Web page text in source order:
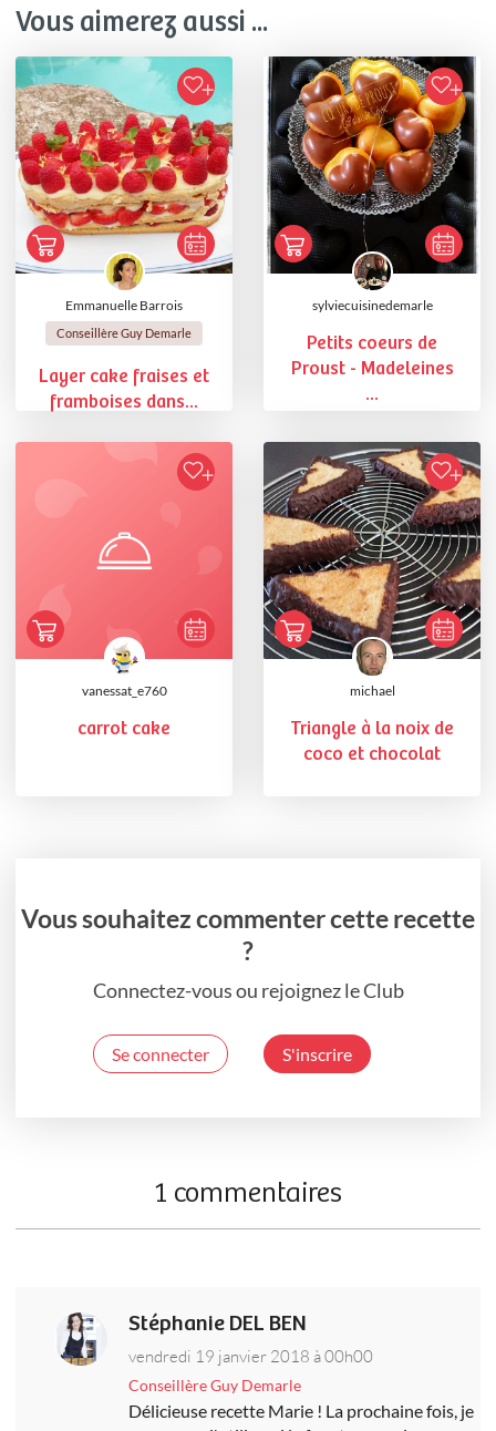
Vous aimerez aussi ...
Emmanuelle Barrois
Conseillère Guy Demarle
Layer cake fraises et
framboises dans...
sylviecuisinedemarle
Petits coeurs de
Proust - Madeleines
...
vanessat_e760
carrot cake
michael
Triangle à la noix de
coco et chocolat
Vous souhaitez commenter cette recette
?
Connectez-vous ou rejoignez le Club
Se connecter S'inscrire
1 commentaires
Stéphanie DEL BEN
vendredi 19 janvier 2018 à 00h00
Conseillère Guy Demarle
Délicieuse recette Marie ! La prochaine fois, je